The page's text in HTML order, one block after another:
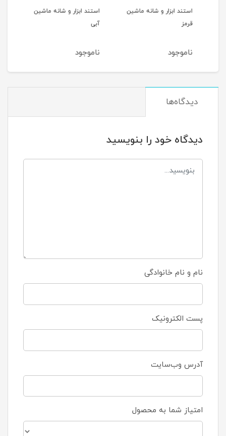
استند ابزار و شانه ماشین
قرمز
ناموجود
استند ابزار و شانه ماشین
آبی
ناموجود
دیدگاه‌ها
دیدگاه خود را بنویسید
نام و نام خانوادگی
پست الکترونیک
آدرس وب‌سایت
امتیاز شما به محصول